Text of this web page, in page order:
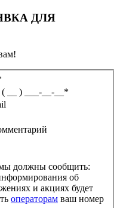
ДЛЯ
+375 ( __ ) ___-__-__ *
комментарий
должны сообщить:
об
и акциях будет
операторам